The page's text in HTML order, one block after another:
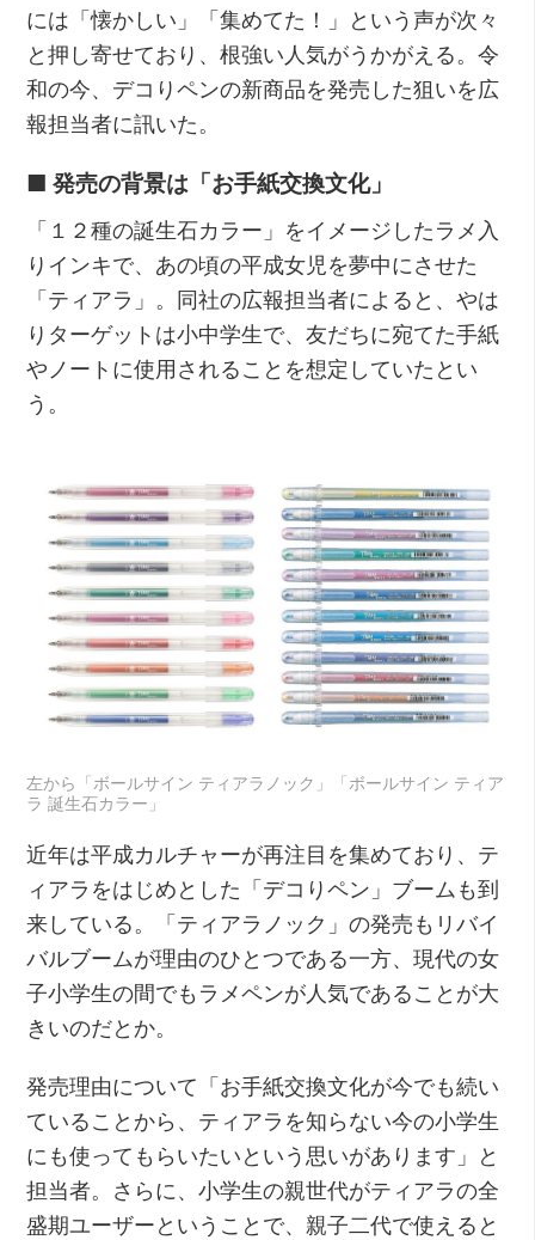
には「懐かしい」「集めてた！」という声が次々
と押し寄せており、根強い人気がうかがえる。令
和の今、デコりペンの新商品を発売した狙いを広
報担当者に訊いた。
■ 発売の背景は「お手紙交換文化」
「１２種の誕生石カラー」をイメージしたラメ入
りインキで、あの頃の平成女児を夢中にさせた
「ティアラ」。同社の広報担当者によると、やは
りターゲットは小中学生で、友だちに宛てた手紙
やノートに使用されることを想定していたとい
う。
左から「ボールサイン ティアラノック」「ボールサイン ティア
ラ 誕生石カラー」
近年は平成カルチャーが再注目を集めており、テ
ィアラをはじめとした「デコりペン」ブームも到
来している。「ティアラノック」の発売もリバイ
バルブームが理由のひとつである一方、現代の女
子小学生の間でもラメペンが人気であることが大
きいのだとか。
発売理由について「お手紙交換文化が今でも続い
ていることから、ティアラを知らない今の小学生
にも使ってもらいたいという思いがあります」と
担当者。さらに、小学生の親世代がティアラの全
盛期ユーザーということで、親子二代で使えると